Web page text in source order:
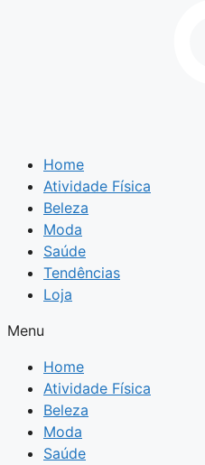
Home
Atividade Física
Beleza
Moda
Saúde
Tendências
Loja
Menu
Home
Atividade Física
Beleza
Moda
Saúde